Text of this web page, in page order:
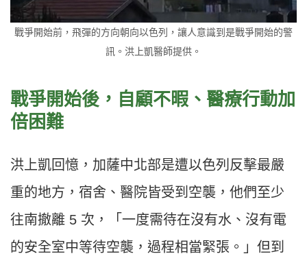
戰爭開始前，飛彈的方向朝向以色列，讓人意識到是戰爭開始的警
訊。洪上凱醫師提供。
戰爭開始後，自顧不暇、醫療行動加
倍困難
洪上凱回憶，加薩中北部是遭以色列反擊最嚴
重的地方，宿舍、醫院皆受到空襲，他們至少
往南撤離 5 次，「一度需待在沒有水、沒有電
的安全室中等待空襲，過程相當緊張。」但到